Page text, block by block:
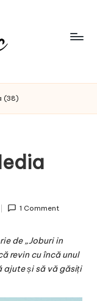
(38)
1 Comment
de „Joburi in
revin cu încă unul
ajute și să vă găsiți